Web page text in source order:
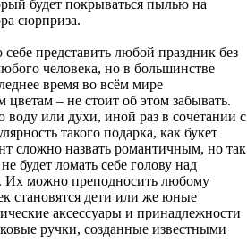
будет покрываться пылью на
сюрприза.
представить любой праздник без
человека, но в большинстве
время во всём мире
цветам – не стоит об этом забывать.
или духи, иной раз в сочетании с
такого подарка, как букет
сложно назвать романтичным, но так
будет ломать себе голову над
Их можно преподносить любому
становятся дети или же юные
аксессуары и принадлежности
ручки, созданные известными